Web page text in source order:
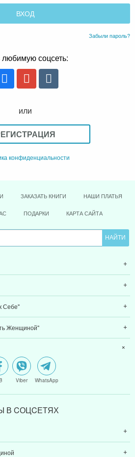
Забыли пароль?
соцсеть:
или
конфиденциальности
ЗАКАЗАТЬ КНИГИ НАШИ ПЛАТЬЯ
ПОДАРКИ КАРТА САЙТА
Себе"
Женщиной"
Viber WhatsApp
В CОЦCЕТЯХ